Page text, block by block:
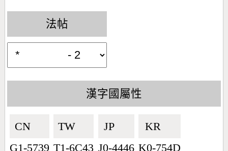
法帖
漢字國屬性
CN🇨🇳
G1-5739
TW🇹🇼
T1-6C43
JP🇯🇵
J0-4446
KR🇰🇷
K0-754D